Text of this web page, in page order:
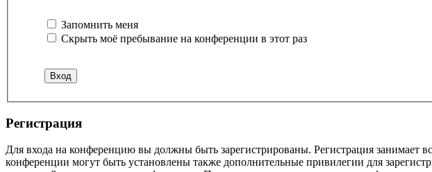
Запомнить меня
Скрыть моё пребывание на конференции в этот раз
Регистрация
Для входа на конференцию вы должны быть зарегистрированы. Регистрация занимает
конференции могут быть установлены также дополнительные привилегии для